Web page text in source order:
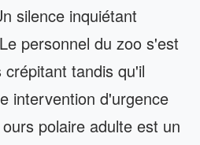
silence inquiétant
personnel du zoo s'est
tandis qu'il
intervention d'urgence
polaire adulte est un